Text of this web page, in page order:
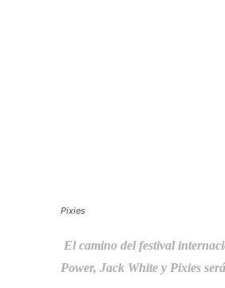
Pixies
El camino del festival
Power, Jack White y Pixies